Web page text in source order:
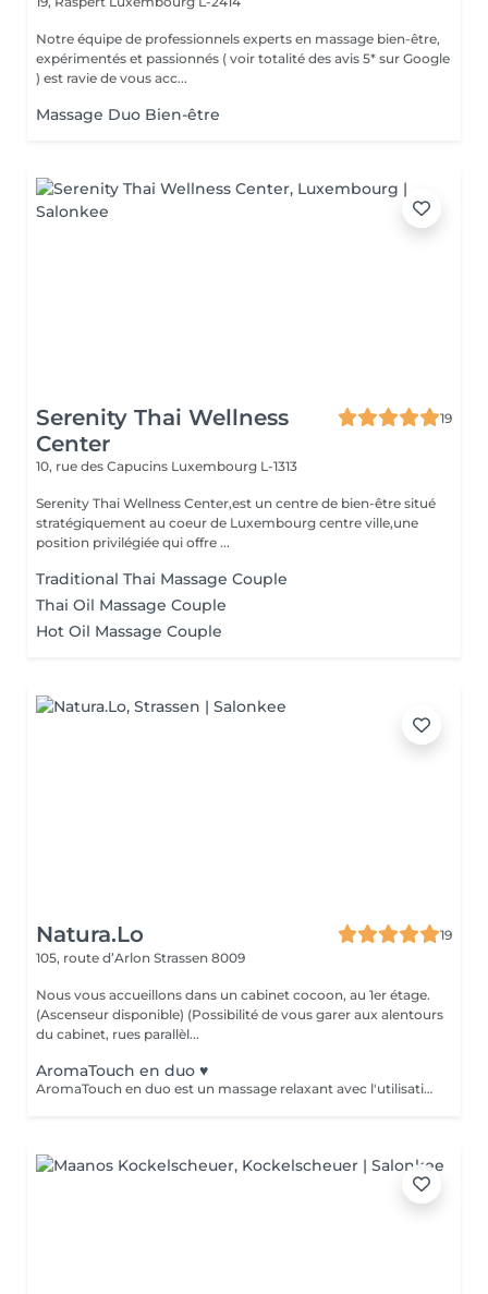
Notre équipe de professionnels experts en massage bien-être,
expérimentés et passionnés ( voir totalité des avis 5* sur Google
) est ravie de vous acc...
Massage Duo Bien-être
Serenity Thai Wellness
Center
19
10, rue des Capucins Luxembourg L-1313
Serenity Thai Wellness Center,est un centre de bien-être situé
stratégiquement au coeur de Luxembourg centre ville,une
position privilégiée qui offre ...
Traditional Thai Massage Couple
Thai Oil Massage Couple
Hot Oil Massage Couple
Natura.Lo
19
105, route d’Arlon Strassen 8009
Nous vous accueillons dans un cabinet cocoon, au 1er étage.
(Ascenseur disponible) (Possibilité de vous garer aux alentours
du cabinet, rues parallèl...
AromaTouch en duo ♥️
AromaTouch en duo est un massage relaxant avec l'utilisation des huiles essentielles DOTERRA